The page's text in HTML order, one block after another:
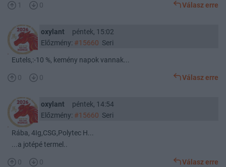
1 0 Válasz erre
oxylant
péntek, 15:02
Előzmény: #15660 Seri
Eutels,:-10 %, kemény napok vannak...
0 0 Válasz erre
oxylant
péntek, 14:54
Előzmény: #15660 Seri
Rába, 4Ig,CSG,Polytec H...
...a jotépé termel..
0 0 Válasz erre